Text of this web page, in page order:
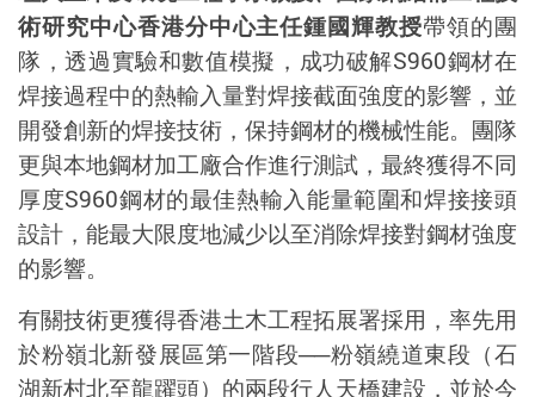
術研究中心香港分中心主任鍾國輝教授帶領的團
隊，透過實驗和數值模擬，成功破解S960鋼材在
焊接過程中的熱輸入量對焊接截面強度的影響，並
開發創新的焊接技術，保持鋼材的機械性能。團隊
更與本地鋼材加工廠合作進行測試，最終獲得不同
厚度S960鋼材的最佳熱輸入能量範圍和焊接接頭
設計，能最大限度地減少以至消除焊接對鋼材強度
的影響。
有關技術更獲得香港土木工程拓展署採用，率先用
於粉嶺北新發展區第一階段──粉嶺繞道東段（石
湖新村北至龍躍頭）的兩段行人天橋建設，並於今